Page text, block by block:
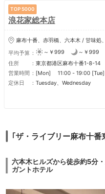
5000
浪花家総本店
麻布十番、赤羽橋、六本木 / 甘味処
平均予算
～￥999
～￥999
住所
東京都港区麻布十番1-8-14
営業時間
[Mon] 11:00 - 19:00
19:00 [Fri] 11:00 - 19:00
定休日 Tuesday、Wednesday
｢ザ・ライブリー麻布十番
六本木ヒルズから徒歩約5分
ガントホテル